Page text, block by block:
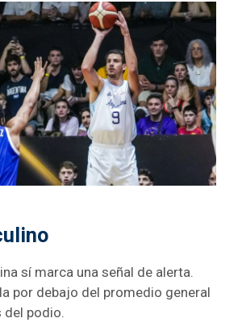
sí marca una señal de alerta.
por debajo del promedio general
del podio.